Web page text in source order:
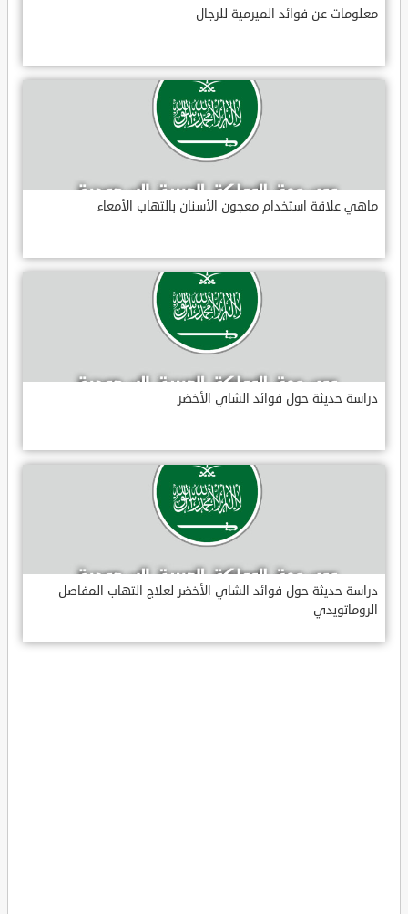
معلومات عن فوائد الميرمية للرجال
ماهي علاقة استخدام معجون الأسنان بالتهاب الأمعاء
دراسة حديثة حول فوائد الشاي الأخضر
دراسة حديثة حول فوائد الشاي الأخضر لعلاج التهاب المفاصل
الروماتويدي